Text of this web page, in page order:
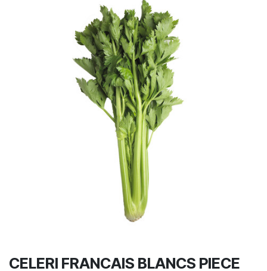
CELERI FRANCAIS BLANCS PIECE